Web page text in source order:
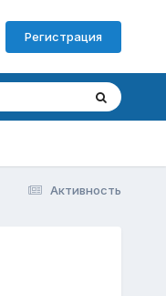
Регистрация
Активность